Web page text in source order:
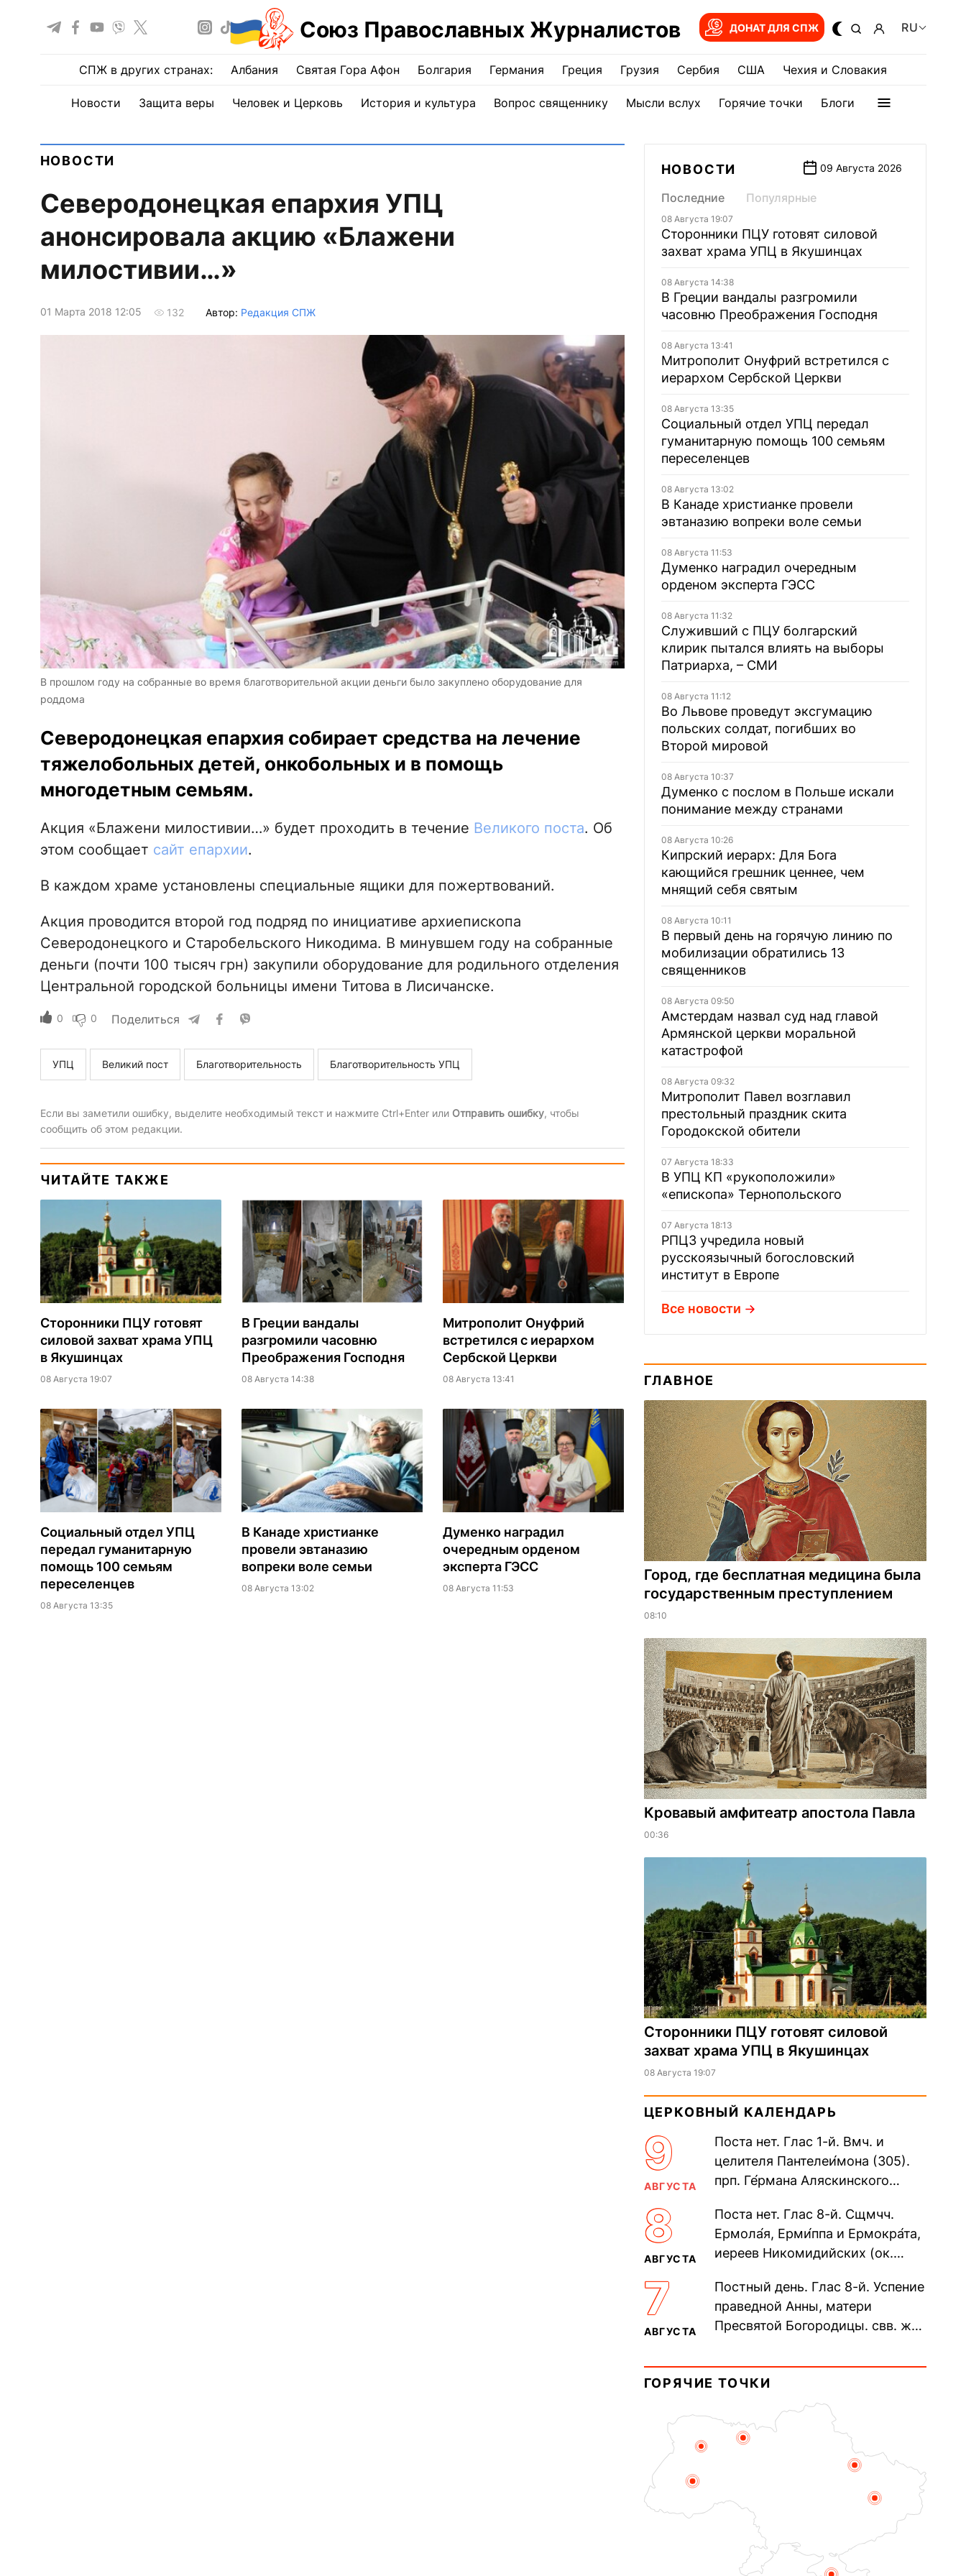
Союз Православных Журналистов ДОНАТ ДЛЯ СПЖ RU
СПЖ в других странах: Албания Святая Гора Афон Болгария Германия Греция Грузия Сербия США Чехия и Словакия
Новости Защита веры Человек и Церковь История и культура Вопрос священнику Мысли вслух Горячие точки Блоги
НОВОСТИ
Северодонецкая епархия УПЦ
анонсировала акцию «Блажени
милостивии…»
01 Марта 2018 12:05 132 Автор: Редакция СПЖ
В прошлом году на собранные во время благотворительной акции деньги было закуплено оборудование для
роддома
Северодонецкая епархия собирает средства на лечение
тяжелобольных детей, онкобольных и в помощь
многодетным семьям.
Акция «Блажени милостивии…» будет проходить в течение Великого поста. Об
этом сообщает сайт епархии.
В каждом храме установлены специальные ящики для пожертвований.
Акция проводится второй год подряд по инициативе архиепископа
Северодонецкого и Старобельского Никодима. В минувшем году на собранные
деньги (почти 100 тысяч грн) закупили оборудование для родильного отделения
Центральной городской больницы имени Титова в Лисичанске.
0 0 Поделиться
УПЦ Великий пост Благотворительность Благотворительность УПЦ
Если вы заметили ошибку, выделите необходимый текст и нажмите Ctrl+Enter или Отправить ошибку, чтобы
сообщить об этом редакции.
ЧИТАЙТЕ ТАКЖЕ
Сторонники ПЦУ готовят
силовой захват храма УПЦ
в Якушинцах
08 Августа 19:07
В Греции вандалы
разгромили часовню
Преображения Господня
08 Августа 14:38
Митрополит Онуфрий
встретился с иерархом
Сербской Церкви
08 Августа 13:41
Социальный отдел УПЦ
передал гуманитарную
помощь 100 семьям
переселенцев
08 Августа 13:35
В Канаде христианке
провели эвтаназию
вопреки воле семьи
08 Августа 13:02
Думенко наградил
очередным орденом
эксперта ГЭСС
08 Августа 11:53
НОВОСТИ 09 Августа 2026
Последние Популярные
08 Августа 19:07
Сторонники ПЦУ готовят силовой
захват храма УПЦ в Якушинцах
08 Августа 14:38
В Греции вандалы разгромили
часовню Преображения Господня
08 Августа 13:41
Митрополит Онуфрий встретился с
иерархом Сербской Церкви
08 Августа 13:35
Социальный отдел УПЦ передал
гуманитарную помощь 100 семьям
переселенцев
08 Августа 13:02
В Канаде христианке провели
эвтаназию вопреки воле семьи
08 Августа 11:53
Думенко наградил очередным
орденом эксперта ГЭСС
08 Августа 11:32
Служивший с ПЦУ болгарский
клирик пытался влиять на выборы
Патриарха, – СМИ
08 Августа 11:12
Во Львове проведут эксгумацию
польских солдат, погибших во
Второй мировой
08 Августа 10:37
Думенко с послом в Польше искали
понимание между странами
08 Августа 10:26
Кипрский иерарх: Для Бога
кающийся грешник ценнее, чем
мнящий себя святым
08 Августа 10:11
В первый день на горячую линию по
мобилизации обратились 13
священников
08 Августа 09:50
Амстердам назвал суд над главой
Армянской церкви моральной
катастрофой
08 Августа 09:32
Митрополит Павел возглавил
престольный праздник скита
Городокской обители
07 Августа 18:33
В УПЦ КП «рукоположили»
«епископа» Тернопольского
07 Августа 18:13
РПЦЗ учредила новый
русскоязычный богословский
институт в Европе
Все новости
ГЛАВНОЕ
Город, где бесплатная медицина была
государственным преступлением
08:10
​Кровавый амфитеатр апостола Павла
00:36
Сторонники ПЦУ готовят силовой
захват храма УПЦ в Якушинцах
08 Августа 19:07
ЦЕРКОВНЫЙ КАЛЕНДАРЬ
9
АВГУСТА
Поста нет. Глас 1-й. Вмч. и
целителя Пантелеи́мона (305).
прп. Ге́рмана Аляскинского
Николая Кочанова, Христа
ради...
8
АВГУСТА
Поста нет. Глас 8-й. Сщмчч.
Ермола́я, Ерми́ппа и Ермокра́та,
иереев Никомидийских (ок.
Печерского, в Ближних
пещерах...
7
АВГУСТА
Постный день. Глас 8-й. Успение
праведной Анны, матери
Пресвятой Богородицы. свв. жен
прп. Евпракси́и девы,...
ГОРЯЧИЕ ТОЧКИ